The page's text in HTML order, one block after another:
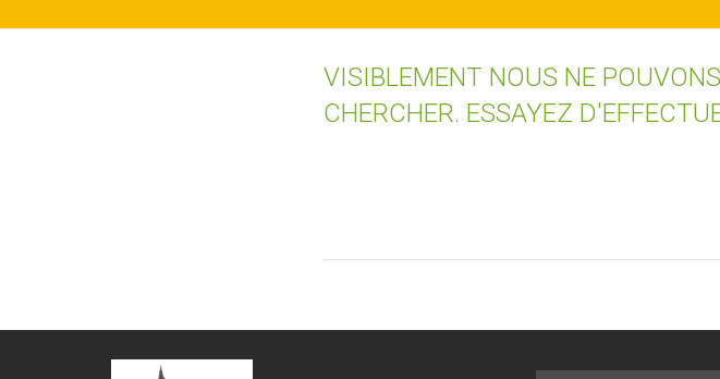
VISIBLEMENT NOUS NE
CHERCHER. ESSAYEZ